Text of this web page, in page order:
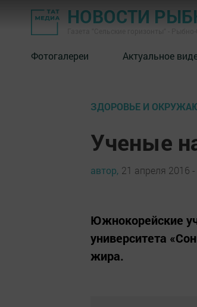
НОВОСТИ
Фотогалереи Актуальное
ЗДОРОВЬЕ И
Ученые
автор, 21 апреля 2016
Южнокорейские
университета
жира.